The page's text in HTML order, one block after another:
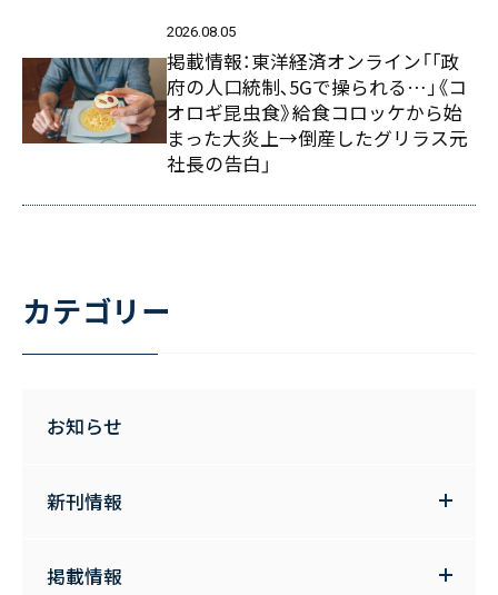
2026.08.05
掲載情報：東洋経済オンライン「｢政
府の人口統制､5Gで操られる…｣《コ
オロギ昆虫食》給食コロッケから始
まった大炎上→倒産したグリラス元
社長の告白」
カテゴリー
お知らせ
新刊情報
掲載情報